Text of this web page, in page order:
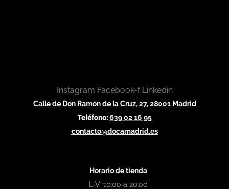
Instagram Facebook-f Linkedin
Calle de Don Ramón de la Cruz, 27, 28001 Madrid
Teléfono:639 02 16 95
contacto@docamadrid.es
Horario de tienda
L-V: 10:00 a 20:00